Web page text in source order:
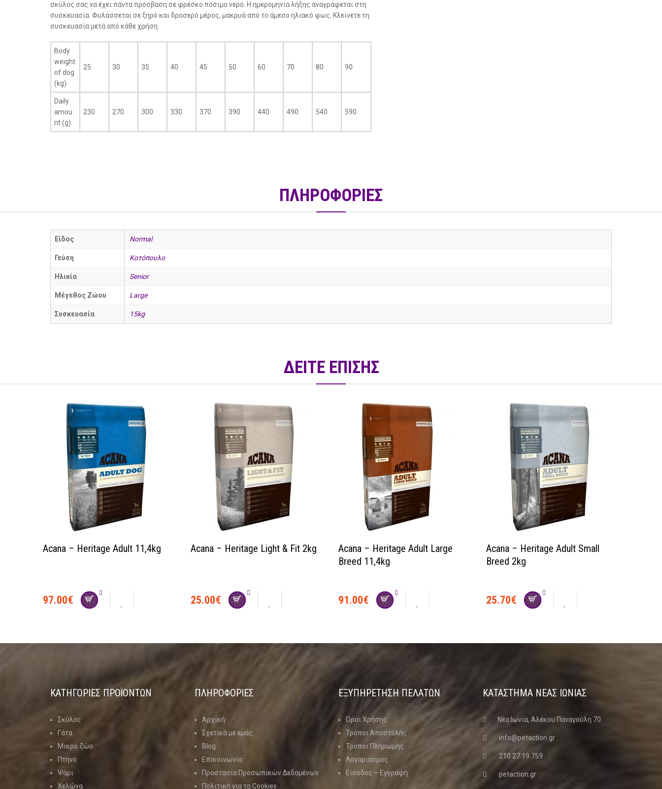
σκύλος σας να έχει πάντα πρόσβαση σε φρέσκο πόσιμο νερό. Η ημερομηνία λήξης αναγράφεται στη
συσκευασία. Φυλάσσεται σε ξηρό και δροσερό μέρος, μακρυά από το άμεσο ηλιακό φως. Κλείνετε τη
συσκευασία μετά από κάθε χρήση.
Body
weight
of dog
(kg)
25 30 35 40 45 50 60 70 80 90
Daily
amou
nt (g)
230 270 300 330 370 390 440 490 540 590
ΠΛΗΡΟΦΟΡΙΕΣ
Είδος Normal
Γεύση Κοτόπουλο
Ηλικία Senior
Μέγεθος Ζώου Large
Συσκευασία 15kg
ΔΕΙΤΕ ΕΠΙΣΗΣ
Acana – Heritage Adult 11,4kg
97.00€
Acana – Heritage Light & Fit 2kg
25.00€
Acana – Heritage Adult Large
Breed 11,4kg
91.00€
Acana – Heritage Adult Small
Breed 2kg
25.70€
ΚΑΤΗΓΟΡΊΕΣ ΠΡΟΪΌΝΤΩΝ
Σκύλος
Γάτα
Μικρό ζώο
Πτηνό
Ψάρι
Χελώνα
ΠΛΗΡΟΦΟΡΙΕΣ
Αρχική
Σχετικά με εμάς
Blog
Επικοινωνία
Προστασία Προσωπικών Δεδομένων
Πολιτική για τα Cookies
ΕΞΥΠΗΡΕΤΗΣΗ ΠΕΛΑΤΩΝ
Όροι Χρήσης
Τρόποι Αποστολής
Τρόποι Πληρωμής
Λογαριασμός
Είσοδος – Εγγραφή
ΚΑΤΑΣΤΗΜΑ ΝΈΑΣ ΙΩΝΊΑΣ
Νέα Ιωνία, Αλέκου Παναγούλη 70
info@petaction.gr
210 27 19 759
petaction.gr